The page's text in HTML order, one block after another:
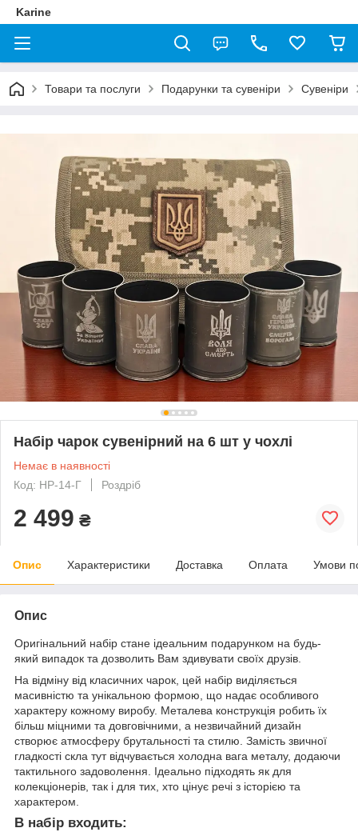
Karine
Товари та послуги Подарунки та сувеніри Сувеніри
Набір чарок сувенірний на 6 шт у чохлі
Немає в наявності
Код: НР-14-Г
Роздріб
2 499 ₴
Опис Характеристики Доставка Оплата Умови
Опис
Оригінальний набір стане ідеальним подарунком на будь-
який випадок та дозволить Вам здивувати своїх друзів.
На відміну від класичних чарок, цей набір виділяється
масивністю та унікальною формою, що надає особливого
характеру кожному виробу. Металева конструкція робить їх
більш міцними та довговічними, а незвичайний дизайн
створює атмосферу брутальності та стилю. Замість звичної
гладкості скла тут відчувається холодна вага металу, додаючи
тактильного задоволення. Ідеально підходять як для
колекціонерів, так і для тих, хто цінує речі з історією та
характером.
В набір входить: